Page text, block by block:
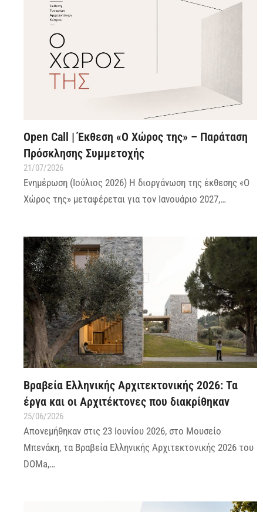
Open Call | Έκθεση «Ο Χώρος της» – Παράταση
Πρόσκλησης Συμμετοχής
21/07/2026
Ενημέρωση (Ιούλιος 2026) Η διοργάνωση της έκθεσης «Ο
Χώρος της» μεταφέρεται για τον Ιανουάριο 2027,…
Βραβεία Ελληνικής Αρχιτεκτονικής 2026: Τα
έργα και οι Aρχιτέκτονες που διακρίθηκαν
25/06/2026
Απονεμήθηκαν στις 23 Ιουνίου 2026, στο Μουσείο
Μπενάκη, τα Βραβεία Ελληνικής Αρχιτεκτονικής 2026 του
DOMa,…